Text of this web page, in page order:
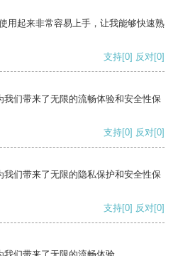
用起来非常容易上手，让我能够快速熟
支持[0] 反对[0]
们带来了无限的流畅体验和安全性保
支持[0] 反对[0]
们带来了无限的隐私保护和安全性保
支持[0] 反对[0]